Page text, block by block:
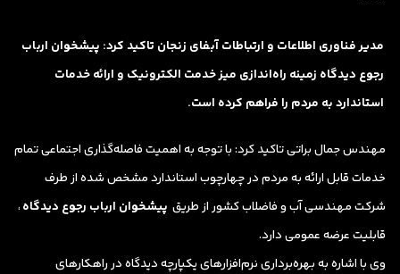
مدیر فناوری اطلاعات و ارتباطات آبفای زنجان تاکید کرد: پیشخوان ارباب
رجوع دیدگاه زمینه راه‌اندازی میز خدمت الکترونیک و ارائه خدمات
استاندارد به مردم را فراهم کرده است.
مهندس جمال براتی تاکید کرد: با توجه به اهمیت فاصله‌گذاری اجتماعی تمام
خدمات قابل ارائه به مردم در چهارچوب استاندارد مشخص شده از طرف
شرکت مهندسی آب و فاضلاب کشور از طریق پیشخوان ارباب رجوع دیدگاه،
قابلیت عرضه عمومی دارد.
وی با اشاره به بهر‌ه‌برداری نرم‌افزارهای یکپارچه دیدگاه در راهکارهای